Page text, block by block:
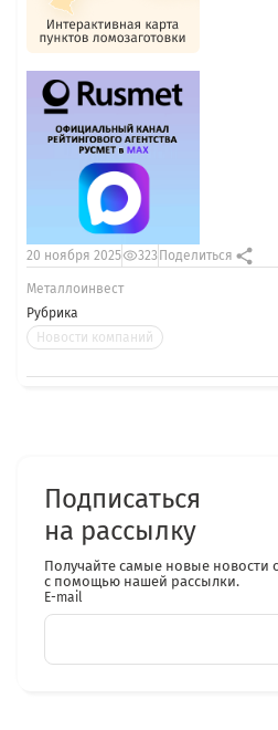
Рубрика
Новости компаний
20 ноября 2025 323 Поделиться
Металлоинвест
Подписаться
на рассылку
Получайте самые новые новости
с помощью нашей рассылки.
E-mail